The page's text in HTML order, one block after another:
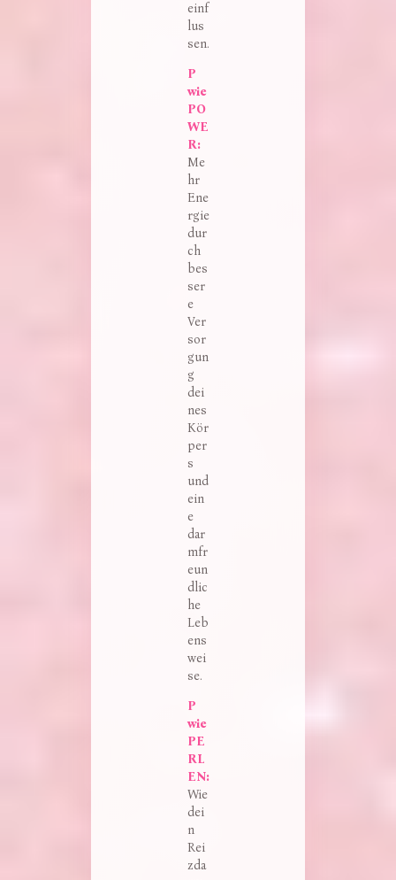
einf
lus
sen.
P
wie
PO
WE
R:
Me
hr
Ene
rgie
dur
ch
bes
ser
e
Ver
sor
gun
g
dei
nes
Kör
per
s
und
ein
e
dar
mfr
eun
dlic
he
Leb
ens
wei
se.
P
wie
PE
RL
EN:
Wie
dei
n
Rei
zda